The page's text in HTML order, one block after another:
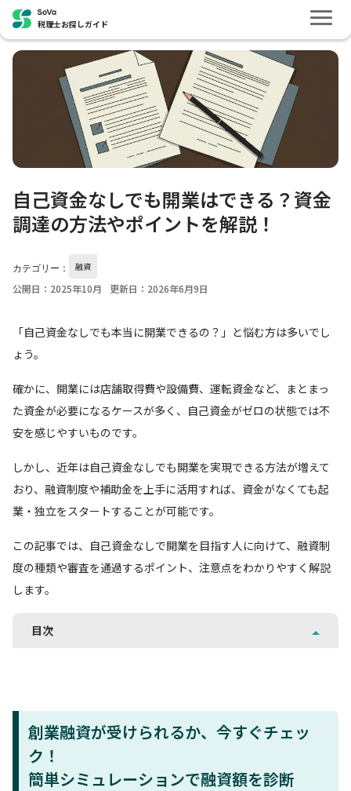
税理士お探しガイド
自己資金なしでも開業はできる？資金
調達の方法やポイントを解説！
カテゴリー： 融資
公開日：2025年10月 更新日：2026年6月9日
「自己資金なしでも本当に開業できるの？」と悩む方は多いでし
ょう。
確かに、開業には店舗取得費や設備費、運転資金など、まとまっ
た資金が必要になるケースが多く、自己資金がゼロの状態では不
安を感じやすいものです。
しかし、近年は自己資金なしでも開業を実現できる方法が増えて
おり、融資制度や補助金を上手に活用すれば、資金がなくても起
業・独立をスタートすることが可能です。
この記事では、自己資金なしで開業を目指す人に向けて、融資制
度の種類や審査を通過するポイント、注意点をわかりやすく解説
します。
目次
創業融資が受けられるか、今すぐチェッ
ク！
簡単シミュレーションで融資額を診断